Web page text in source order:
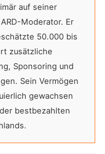
auf seiner
Moderator. Er
50.000 bis
zusätzliche
Sponsoring und
Sein Vermögen
gewachsen
bestbezahlten